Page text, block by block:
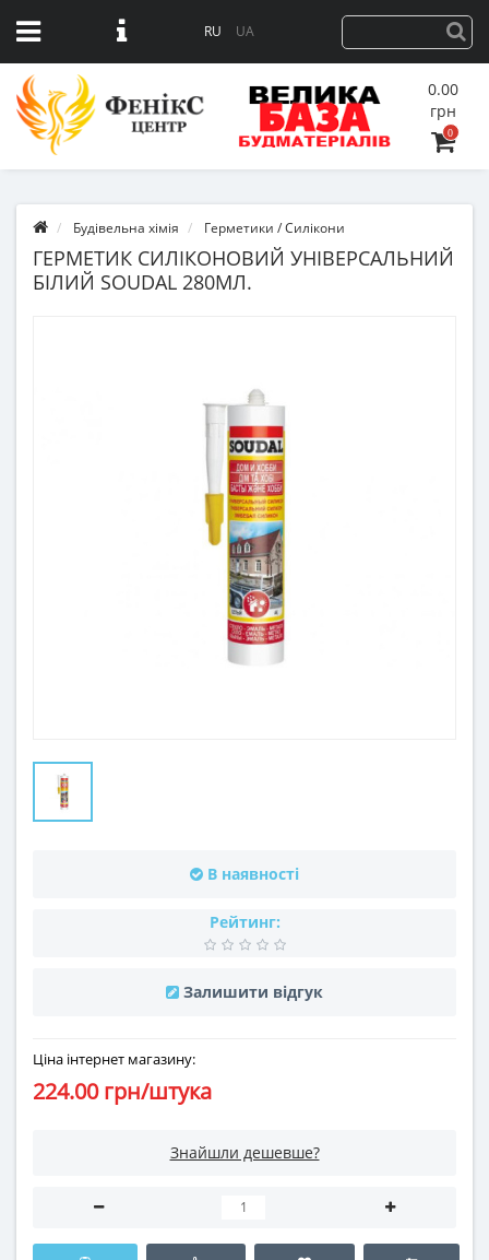
RU UA
0.00
грн
0
Будівельна хімія Герметики / Силікони
ГЕРМЕТИК СИЛІКОНОВИЙ УНІВЕРСАЛЬНИЙ
БІЛИЙ SOUDAL 280МЛ.
В наявності
Рейтинг:
Залишити відгук
Ціна інтернет магазину:
224.00 грн/штука
Знайшли дешевше?